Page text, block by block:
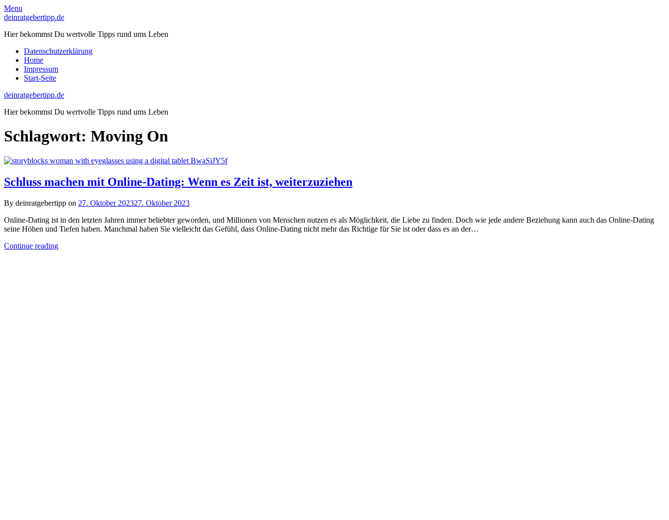
Skip
to
Menu
deinratgebertipp.de
Hier bekommst Du wertvolle Tipps rund ums Leben
Datenschutzerklärung
Home
Impressum
Start-Seite
deinratgebertipp.de
Hier bekommst Du wertvolle Tipps rund ums Leben
Schlagwort: Moving On
Schluss machen mit Online-Dating: Wenn es Zeit ist, weiterzuziehen
By deinratgebertipp on 27. Oktober 202327. Oktober 2023
Online-Dating ist in den letzten Jahren immer beliebter geworden, und Millionen von Menschen nutzen es als Möglichkeit, die Liebe zu finden. Doch wie jede andere Beziehung kann auch das Online-Dating
seine Höhen und Tiefen haben. Manchmal haben Sie vielleicht das Gefühl, dass Online-Dating nicht mehr das Richtige für Sie ist oder dass es an der…
Continue reading